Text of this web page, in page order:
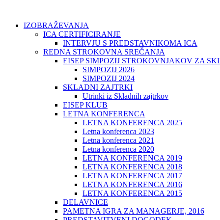
IZOBRAŽEVANJA
ICA CERTIFICIRANJE
INTERVJU S PREDSTAVNIKOMA ICA
REDNA STROKOVNA SREČANJA
EISEP SIMPOZIJ STROKOVNJAKOV ZA
SIMPOZIJ 2026
SIMPOZIJ 2024
SKLADNI ZAJTRKI
Utrinki iz Skladnih zajtrkov
EISEP KLUB
LETNA KONFERENCA
LETNA KONFERENCA 2025
Letna konferenca 2023
Letna konferenca 2021
Letna konferenca 2020
LETNA KONFERENCA 2019
LETNA KONFERENCA 2018
LETNA KONFERENCA 2017
LETNA KONFERENCA 2016
LETNA KONFERENCA 2015
DELAVNICE
PAMETNA IGRA ZA MANAGERJE, 2016